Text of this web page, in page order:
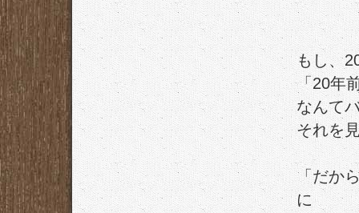
もし、
「20年
なんて
それを
「だか
に